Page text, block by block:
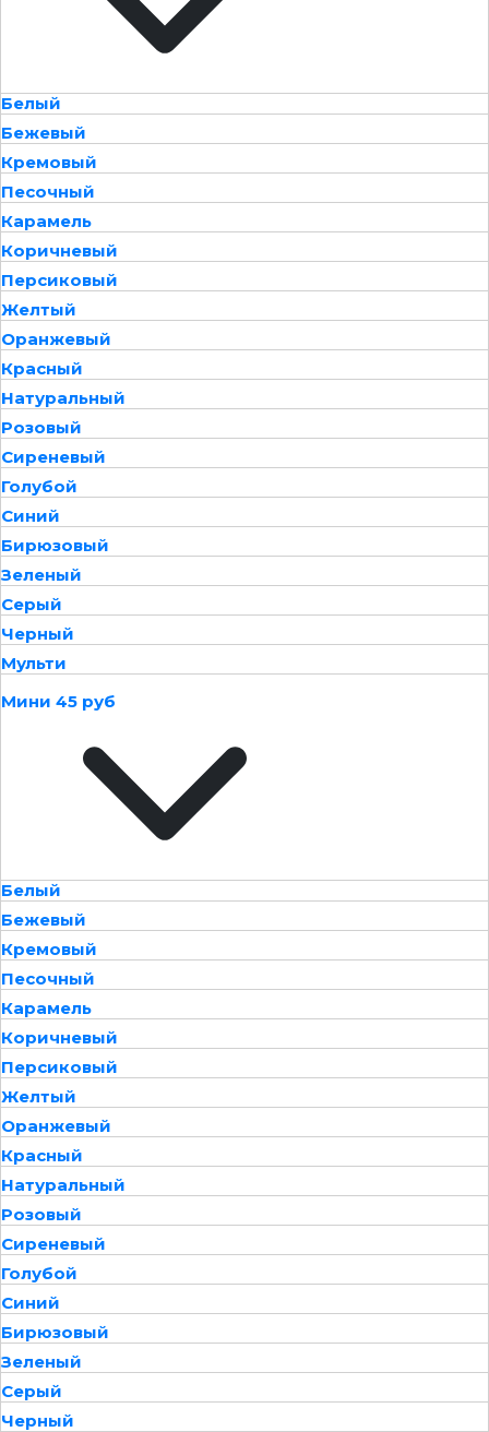
Белый
Бежевый
Кремовый
Песочный
Карамель
Коричневый
Персиковый
Желтый
Оранжевый
Красный
Натуральный
Розовый
Сиреневый
Голубой
Синий
Бирюзовый
Зеленый
Серый
Черный
Мульти
Мини 45 руб
Белый
Бежевый
Кремовый
Песочный
Карамель
Коричневый
Персиковый
Желтый
Оранжевый
Красный
Натуральный
Розовый
Сиреневый
Голубой
Синий
Бирюзовый
Зеленый
Серый
Черный